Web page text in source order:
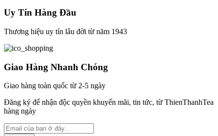
Uy Tín Hàng Đầu
Thương hiệu uy tín lâu đời từ năm 1943
Giao Hàng Nhanh Chóng
Giao hàng toàn quốc từ 2-5 ngày
Đăng ký để nhận độc quyền khuyến mãi, tin tức, từ ThienThanhTea
hàng ngày